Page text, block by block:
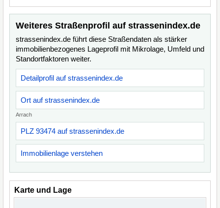
Weiteres Straßenprofil auf strassenindex.de
strassenindex.de führt diese Straßendaten als stärker
immobilienbezogenes Lageprofil mit Mikrolage, Umfeld und
Standortfaktoren weiter.
Detailprofil auf strassenindex.de
Ort auf strassenindex.de
Arrach
PLZ 93474 auf strassenindex.de
Immobilienlage verstehen
Karte und Lage